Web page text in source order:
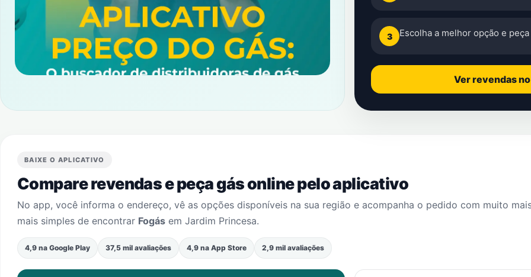
3 Escolha a melhor opção e
Ver revendas
BAIXE O APLICATIVO
Compare revendas e peça gás online pelo aplicativo
No app, você informa o endereço, vê as opções disponíveis na sua região e acompanha o pedido com muito
mais simples de encontrar Fogás em Jardim Princesa.
4,9 na Google Play 37,5 mil avaliações 4,9 na App Store 2,9 mil avaliações